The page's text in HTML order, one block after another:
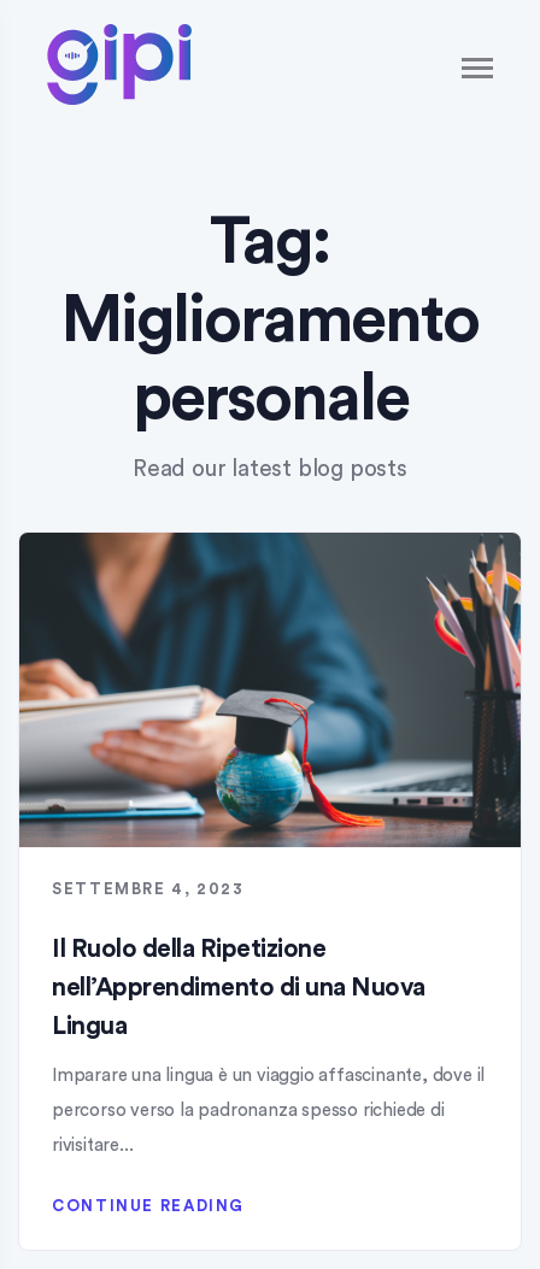
Tag:
Miglioramento
personale
Read our latest blog posts
SETTEMBRE 4, 2023
Il Ruolo della Ripetizione
nell’Apprendimento di una Nuova
Lingua
Imparare una lingua è un viaggio affascinante, dove il
percorso verso la padronanza spesso richiede di
rivisitare...
CONTINUE READING